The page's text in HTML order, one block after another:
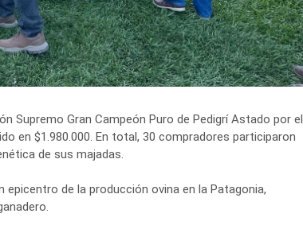
Supremo Gran Campeón Puro de Pedigrí Astado por el
en $1.980.000. En total, 30 compradores participaron
de sus majadas.
de la producción ovina en la Patagonia,